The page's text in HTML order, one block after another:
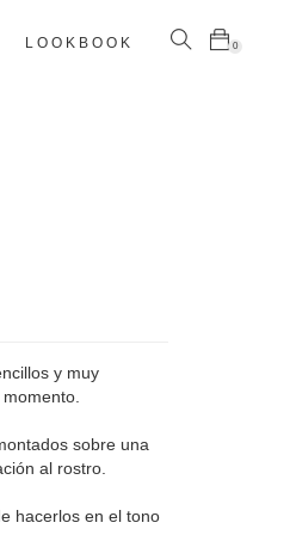
LOOKBOOK 0
y muy
sobre una
al rostro.
hacerlos en el tono